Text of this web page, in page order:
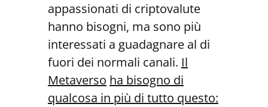
appassionati di criptovalute
hanno bisogni, ma sono più
interessati a guadagnare al di
fuori dei normali canali. Il
Metaverso ha bisogno di
qualcosa in più di tutto questo: